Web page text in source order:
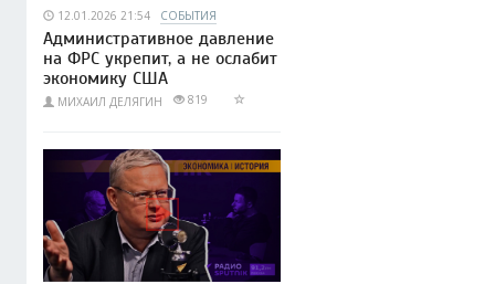
12.01.2026 21:54 СОБЫТИЯ
Административное давление
на ФРС укрепит, а не ослабит
экономику США
МИХАИЛ ДЕЛЯГИН 819